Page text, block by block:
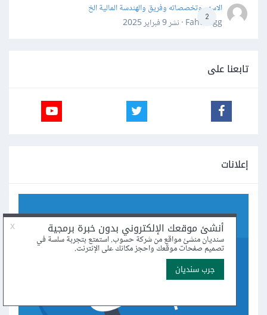
2
الاسهم وتخصصاته وفريق والهندسة المالية الخ
Fahd Ggg · نشر
9 فبراير 2025
تابعنا على
إعلانات